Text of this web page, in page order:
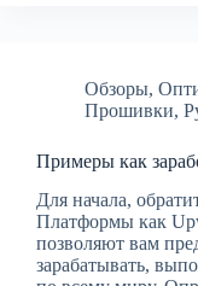
Обзоры,
Прошивки,
Примеры как
Для начала,
Платформы как
позволяют вам
зарабатывать,